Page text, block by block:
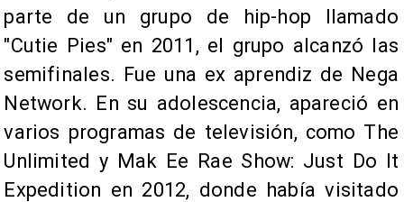
parte de un grupo de hip-hop llamado
"Cutie Pies" en 2011, el grupo alcanzó las
semifinales. Fue una ex aprendiz de Nega
Network. En su adolescencia, apareció en
varios programas de televisión, como The
Unlimited y Mak Ee Rae Show: Just Do It
Expedition en 2012, donde había visitado